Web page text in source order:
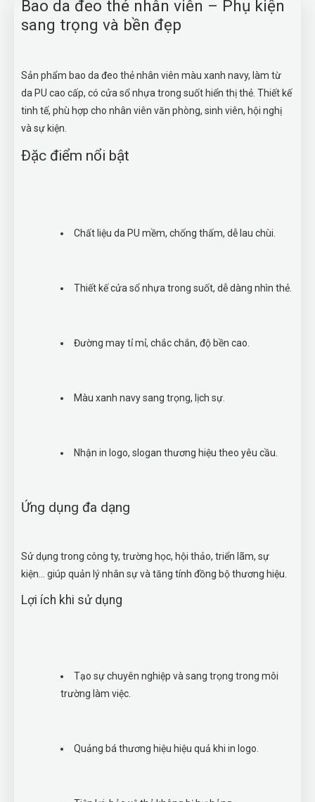
Bao da đeo thẻ nhân viên – Phụ kiện
sang trọng và bền đẹp
Sản phẩm bao da đeo thẻ nhân viên màu xanh navy, làm từ
da PU cao cấp, có cửa sổ nhựa trong suốt hiển thị thẻ. Thiết kế
tinh tế, phù hợp cho nhân viên văn phòng, sinh viên, hội nghị
và sự kiện.
Đặc điểm nổi bật
Chất liệu da PU mềm, chống thấm, dễ lau chùi.
Thiết kế cửa sổ nhựa trong suốt, dễ dàng nhìn thẻ.
Đường may tỉ mỉ, chắc chắn, độ bền cao.
Màu xanh navy sang trọng, lịch sự.
Nhận in logo, slogan thương hiệu theo yêu cầu.
Ứng dụng đa dạng
Sử dụng trong công ty, trường học, hội thảo, triển lãm, sự
kiện… giúp quản lý nhân sự và tăng tính đồng bộ thương hiệu.
Lợi ích khi sử dụng
Tạo sự chuyên nghiệp và sang trọng trong môi
trường làm việc.
Quảng bá thương hiệu hiệu quả khi in logo.